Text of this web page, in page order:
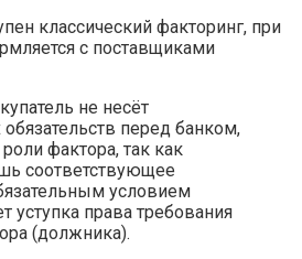
классический факторинг, при
с поставщиками
не несёт
перед банком,
фактора, так как
соответствующее
условием
уступка права требования
(должника).